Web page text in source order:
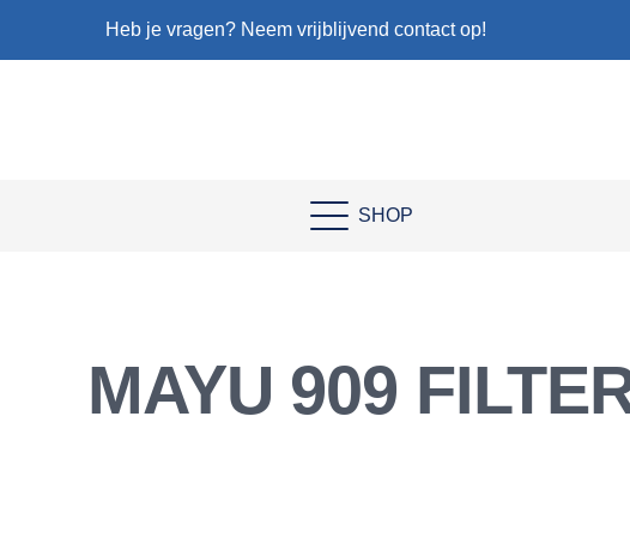
Heb je vragen? Neem vrijblijvend contact op!
SHOP
MAYU 909